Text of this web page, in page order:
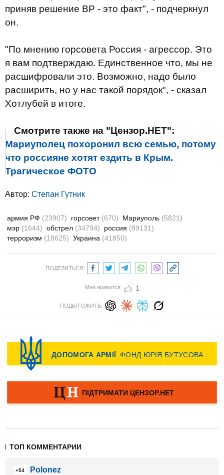
приняв решение ВР - это факт", - подчеркнул
он.
"По мнению горсовета Россия - агрессор. Это
я вам подтверждаю. Единственное что, мы не
расшифровали это. Возможно, надо было
расширить, но у нас такой порядок", - сказал
Хотлубей в итоге.
Смотрите также на "Цензор.НЕТ":
Мариуполец похоронил всю семью, потому
что россияне хотят ездить в Крым.
Трагическое ФОТО
Автор: Степан Гутник
армия РФ (23907) горсовет (670) Мариуполь (5821)
мэр (1644) обстрел (34794) россия (89131)
терроризм (18625) Украина (41850)
ПОДЕЛИТЬСЯ:
Мне нравится 1
ПОДЫТОЖИТЬ:
ТОП КОММЕНТАРИИ
+54
Polonez